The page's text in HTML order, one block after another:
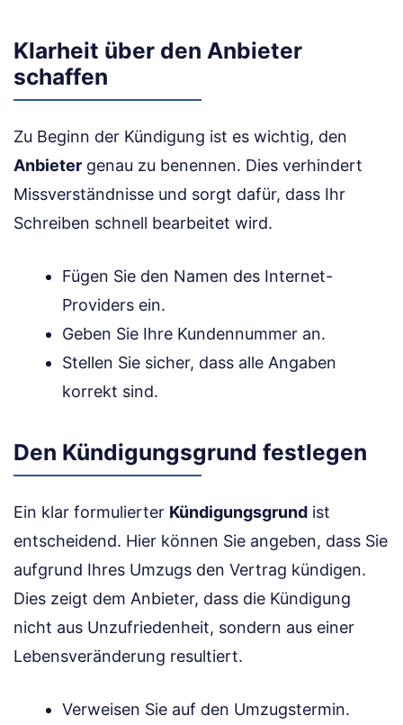
Klarheit über den Anbieter
schaffen
Zu Beginn der Kündigung ist es wichtig, den
Anbieter genau zu benennen. Dies verhindert
Missverständnisse und sorgt dafür, dass Ihr
Schreiben schnell bearbeitet wird.
Fügen Sie den Namen des Internet-
Providers ein.
Geben Sie Ihre Kundennummer an.
Stellen Sie sicher, dass alle Angaben
korrekt sind.
Den Kündigungsgrund festlegen
Ein klar formulierter Kündigungsgrund ist
entscheidend. Hier können Sie angeben, dass Sie
aufgrund Ihres Umzugs den Vertrag kündigen.
Dies zeigt dem Anbieter, dass die Kündigung
nicht aus Unzufriedenheit, sondern aus einer
Lebensveränderung resultiert.
Verweisen Sie auf den Umzugstermin.